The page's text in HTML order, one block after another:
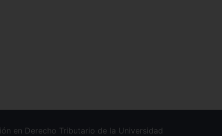
en Derecho Tributario de la Universidad